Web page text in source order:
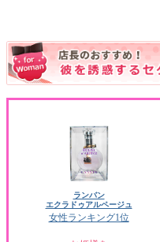
ランバン
エクラドゥアルページュ
女性ランキング1位